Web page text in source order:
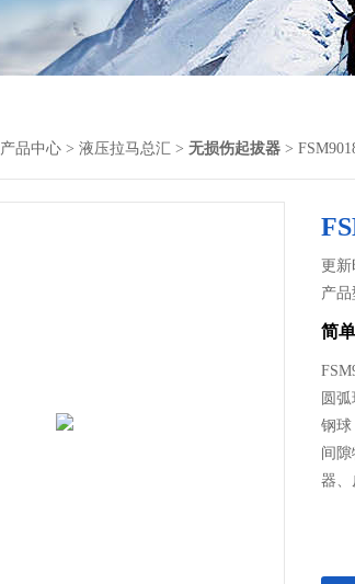
产品中心 > 液压拉马总汇 > 无损伤起拔器 >
更
产
简
圆
钢球
间
器、